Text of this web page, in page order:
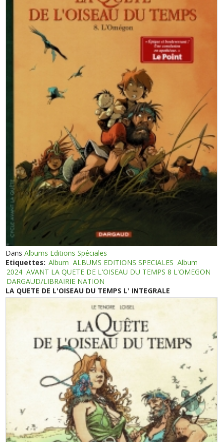
DansAlbums Editions Spéciales
Etiquettes: Album ALBUMS EDITIONS SPECIALES Album
2024 AVANT LA QUETE DE L'OISEAU DU TEMPS 8 L'OMEGON
DARGAUD/LIBRAIRIE NATION
LA QUETE DE L'OISEAU DU TEMPS L' INTEGRALE